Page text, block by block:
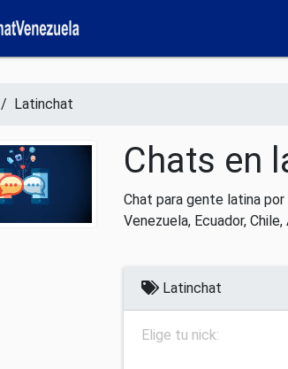
/ Latinchat
Chats en
Chat para gente latina
Venezuela, Ecuador,
Latinchat
Elige tu nick: